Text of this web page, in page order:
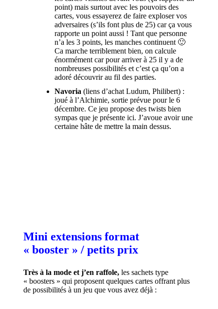
point) mais surtout avec les pouvoirs des
cartes, vous essayerez de faire exploser vos
adversaires (s’ils font plus de 25) car ça vous
rapporte un point aussi ! Tant que personne
n’a les 3 points, les manches continuent 🙂
Ca marche terriblement bien, on calcule
énormément car pour arriver à 25 il y a de
nombreuses possibilités et c’est ça qu’on a
adoré découvrir au fil des parties.
Navoria (liens d’achat Ludum, Philibert) :
joué à l’Alchimie, sortie prévue pour le 6
décembre. Ce jeu propose des twists bien
sympas que je présente ici. J’avoue avoir une
certaine hâte de mettre la main dessus.
Mini extensions format
« booster » / petits prix
Très à la mode et j’en raffole, les sachets type
« boosters » qui proposent quelques cartes offrant plus
de possibilités à un jeu que vous avez déjà :